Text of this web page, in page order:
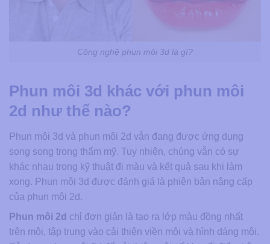
Công nghệ phun môi 3d là gì?
Phun môi 3d khác với phun môi
2d như thế nào?
Phun môi 3d và phun môi 2d vẫn đang được ứng dụng
song song trong thẩm mỹ. Tuy nhiên, chúng vẫn có sự
khác nhau trong kỹ thuật đi màu và kết quả sau khi làm
xong. Phun môi 3d được đánh giá là phiên bản nâng cấp
của phun môi 2d.
Phun môi 2d chỉ đơn giản là tạo ra lớp màu đồng nhất
trên môi, tập trung vào cải thiện viền môi và hình dáng môi.